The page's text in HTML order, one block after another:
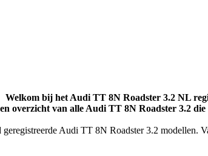
Welkom bij het Audi TT 8N Roadster 3.2 NL
overzicht van alle Audi TT 8N Roadster 3.2
Audi TT 8N Roadster 3.2 modellen.